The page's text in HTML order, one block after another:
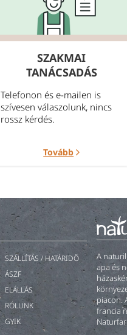
SZAKMAI
TANÁCSADÁS
Telefonon és e-mailen is
szívesen válaszolunk, nincs
rossz kérdés.
Tovább
SZÁLLÍTÁS / HATÁRIDŐ
ÁSZF
ELÁLLÁS
RÓLUNK
GYIK
A
apa és
piacon.
francia